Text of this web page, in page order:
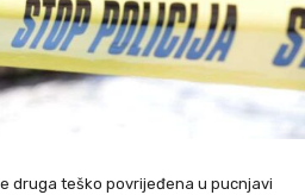
druga teško povrijeđena u pucnjavi